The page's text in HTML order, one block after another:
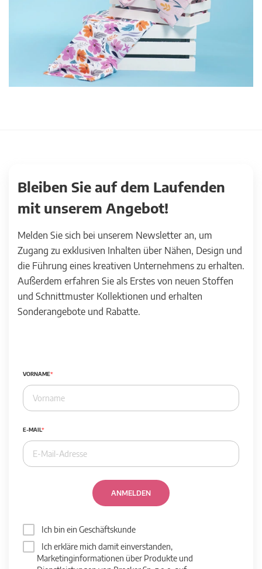
Bleiben Sie auf dem Laufenden
mit unserem Angebot!
Melden Sie sich bei unserem Newsletter an, um
Zugang zu exklusiven Inhalten über Nähen, Design und
die Führung eines kreativen Unternehmens zu erhalten.
Außerdem erfahren Sie als Erstes von neuen Stoffen
und Schnittmuster Kollektionen und erhalten
Sonderangebote und Rabatte.
VORNAME
E-MAIL
ANMELDEN
Ich bin ein Geschäftskunde
Ich erkläre mich damit einverstanden,
Marketinginformationen über Produkte und